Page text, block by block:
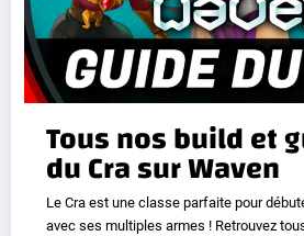
Tous nos build et
du Cra sur Waven
Le Cra est une classe parfaite pour
avec ses multiples armes ! Retrouvez